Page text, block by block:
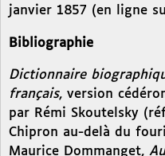
janvier 1857 (en ligne
Bibliographie
Dictionnaire
français, version
par Rémi Skoutelsky
Chipron au-delà du
Maurice Dommanget,